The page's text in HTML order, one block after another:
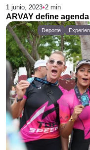
1 junio, 2023•2 min
ARVAY define
Deporte